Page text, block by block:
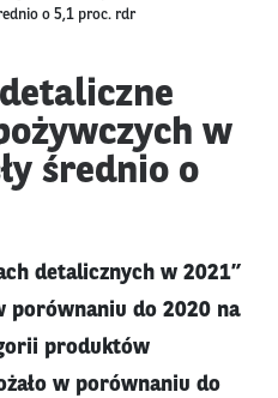
o 5,1 proc. rdr
w
średnio o
detalicznych w 2021”
porównaniu do 2020 na
produktów
w porównaniu do